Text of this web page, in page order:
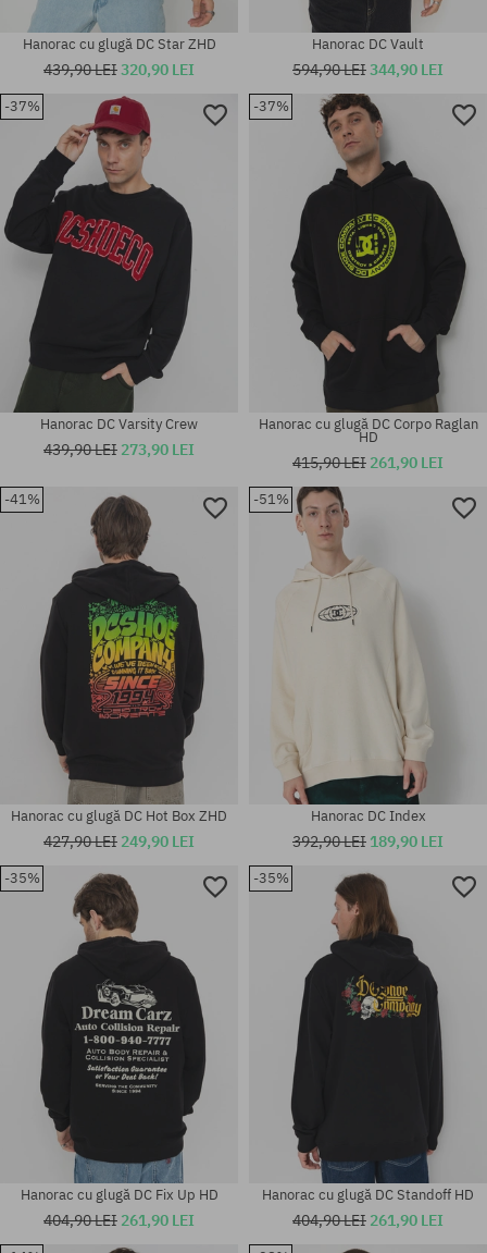
Mărimi existente:
M; L; XL; XXL
Mărimi existente:
Mărimi existente:
Hanorac cu glugă DC Star ZHD
439,90 LEI320,90 LEI
Mărimi existente:
M; L; XL
Hanorac DC Vault
594,90 LEI344,90 LEI
-37%
Mărimi existente:
Hanorac DC Varsity Crew
439,90 LEI 273,90 LEI
-37%
Mărimi existente:
Hanorac cu glugă DC Corpo Raglan
HD
415,90 LEI 261,90 LEI
-41%
Hanorac cu glugă DC Hot Box ZHD
427,90 LEI 249,90 LEI
-51%
Hanorac DC Index
392,90 LEI 189,90 LEI
-35%
Hanorac cu glugă DC Fix Up HD
404,90 LEI 261,90 LEI
-35%
Hanorac cu glugă DC Standoff HD
404,90 LEI 261,90 LEI